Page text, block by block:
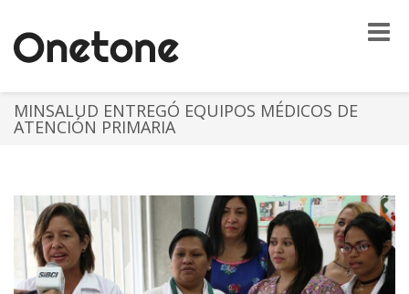
Toggle
MINSALUD ENTREGÓ EQUIPOS MÉDICOS DE
ATENCIÓN PRIMARIA